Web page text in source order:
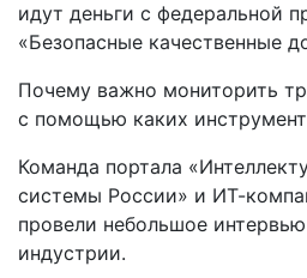
идут деньги с федеральной
«Безопасные качественные
Почему важно мониторить
с помощью каких
Команда портала
системы России» и ИТ-
провели небольшое
индустрии.